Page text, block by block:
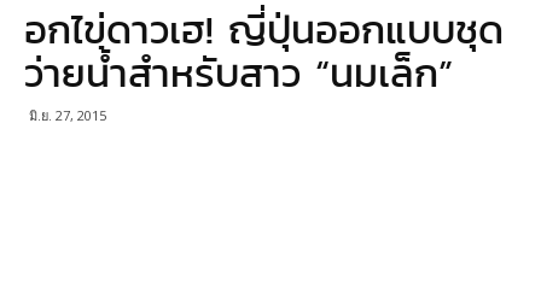
มายา
อกไข่ดาวเฮ! ญี่ปุ่นออกแบบชุด
ว่ายน้ำสำหรับสาว “นมเล็ก”
มิ.ย. 27, 2015